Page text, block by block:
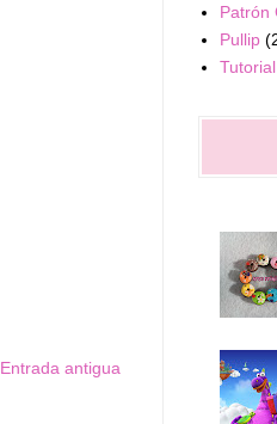
Entrada antigua
Patrón
Pullip
Tutorial